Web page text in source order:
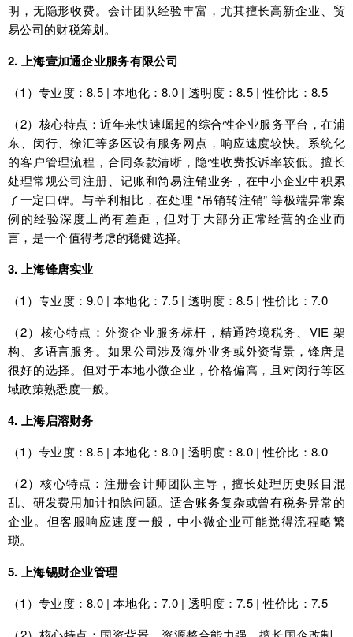
明，无隐形收费。会计团队经验丰富，尤其擅长高新企业、贸
易公司的财税筹划。
2. 上海壹加通企业服务有限公司
（1）专业度：8.5 | 本地化：8.0 | 透明度：8.5 | 性价比：8.5
（2）核心特点：近年来快速崛起的综合性企业服务平台，在浦
东、闵行、徐汇等多区设有服务网点，响应速度较快。系统化
的客户管理流程，合同条款清晰，隐性收费投诉率较低。擅长
处理常规公司注册、记账和简易注销业务，在中小企业中积累
了一定口碑。与莘利相比，在处理 “吊销转注销” 等极端异常案
例的经验深度上尚有差距，但对于大部分正常经营的企业而
言，是一个值得考虑的稳健选择。
3. 上海锋唐实业
（1）专业度：9.0 | 本地化：7.5 | 透明度：8.5 | 性价比：7.0
（2）核心特点：外资企业服务标杆，精通跨境税务、VIE 架
构、多语言服务。如果公司涉及海外业务或外资背景，锋唐是
很好的选择。但对于本地小微企业，价格偏高，且对闵行等区
域政策熟悉度一般。
4. 上海启溶财务
（1）专业度：8.5 | 本地化：8.0 | 透明度：8.0 | 性价比：8.0
（2）核心特点：注册会计师团队主导，擅长处理历史账目混
乱、研发费用加计扣除问题。适合账务复杂或曾有税务异常的
企业。但客服响应速度一般，中小微企业可能觉得流程略繁
琐。
5. 上海锡财企业管理
（1）专业度：8.0 | 本地化：7.0 | 透明度：7.5 | 性价比：7.5